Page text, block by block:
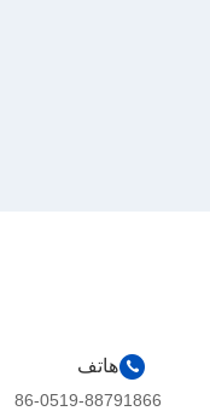
هاتف
86-0519-88791866